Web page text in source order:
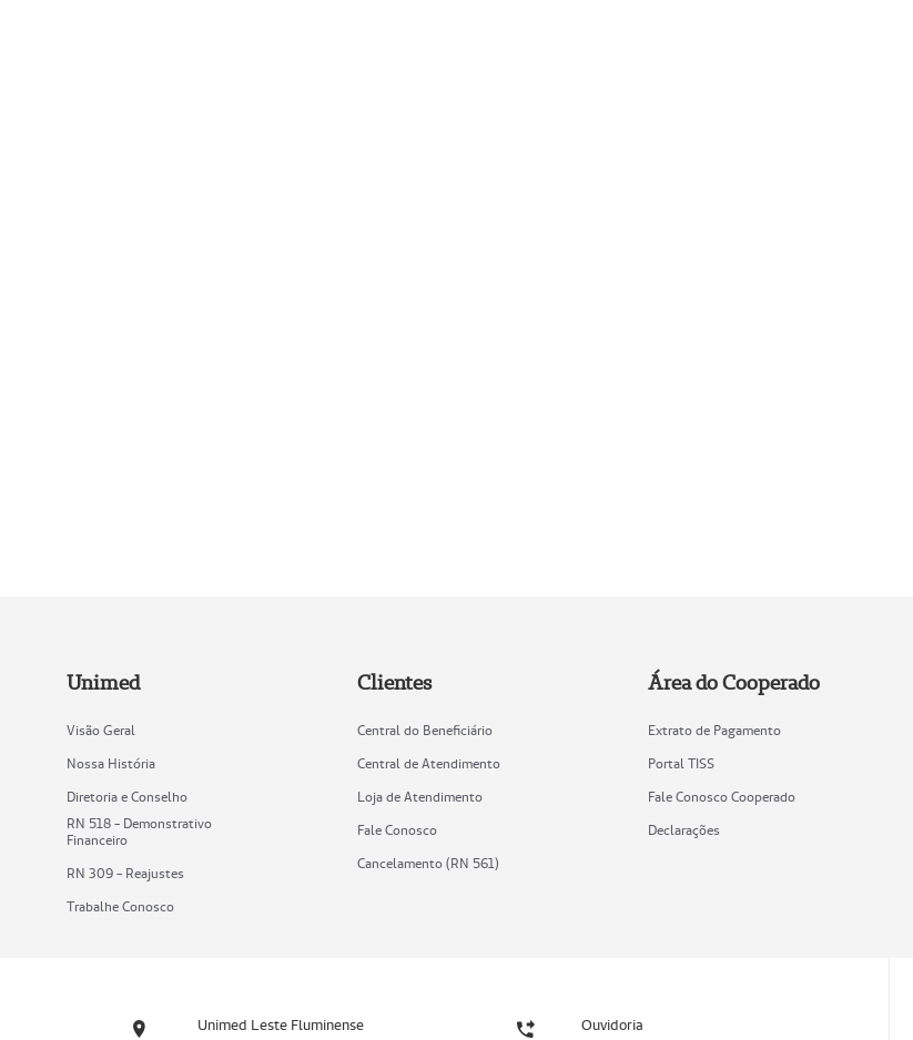
Unimed
Visão Geral
Nossa História
Diretoria e Conselho
RN 518 - Demonstrativo
Financeiro
RN 309 - Reajustes
Trabalhe Conosco
Clientes
Central do Beneficiário
Central de Atendimento
Loja de Atendimento
Fale Conosco
Cancelamento (RN 561)
Área do Cooperado
Extrato de Pagamento
Portal TISS
Fale Conosco Cooperado
Declarações
Unimed Leste Fluminense Ouvidoria